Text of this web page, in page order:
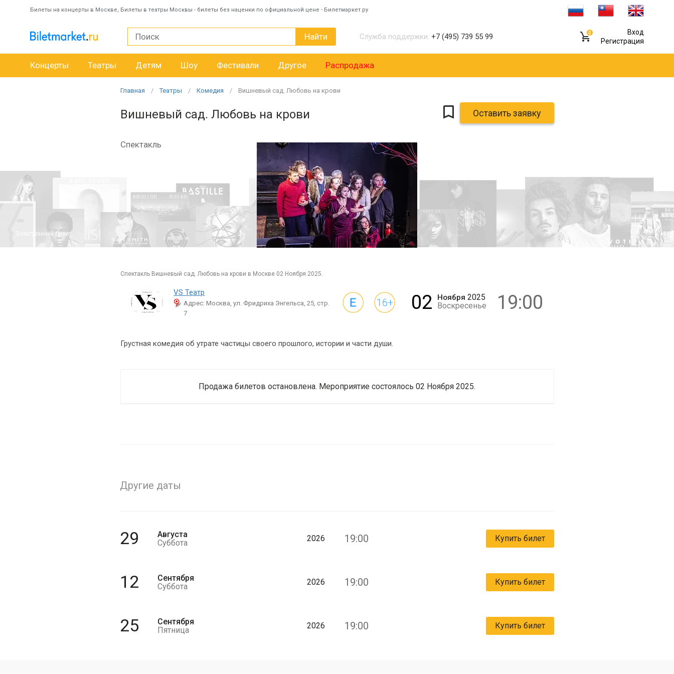
Билеты на концерты в Москве, Билеты в театры Москвы - билеты без наценки по официальной цене - Билетмаркет.ру
Найти Служба поддержки: +7 (495) 739 55 99 0
Вход
Регистрация
Концерты Театры Детям Шоу Фестивали Другое Распродажа
Главная Театры Комедия Вишневый сад. Любовь на крови
Вишневый сад. Любовь на крови Оставить заявку
Спектакль
Электронный билет 16+
спектакль Вишневый сад. Любовь на крови в Москве 02 Ноября 2025.
VS Театр
Адрес: Москва, ул. Фридриха Энгельса, 25, стр.
7
02 Ноября 2025
Воскресенье
19:00
Грустная комедия об утрате частицы своего прошлого, истории и части души.
Продажа билетов остановлена. Мероприятие состоялось 02 Ноября 2025.
Другие даты
29
Августа
Суббота
2026 19:00 Купить билет
12
Сентября
Суббота
2026 19:00 Купить билет
25
Сентября
Пятница
2026 19:00 Купить билет